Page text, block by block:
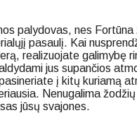
palydovas, nes Fortūna
pasaulį. Kai
realizuojate galimybę
jus supančios
į kitų kuriamą
Nenugalima
jūsų svajones.